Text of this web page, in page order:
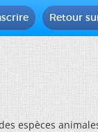
Retour
espèces